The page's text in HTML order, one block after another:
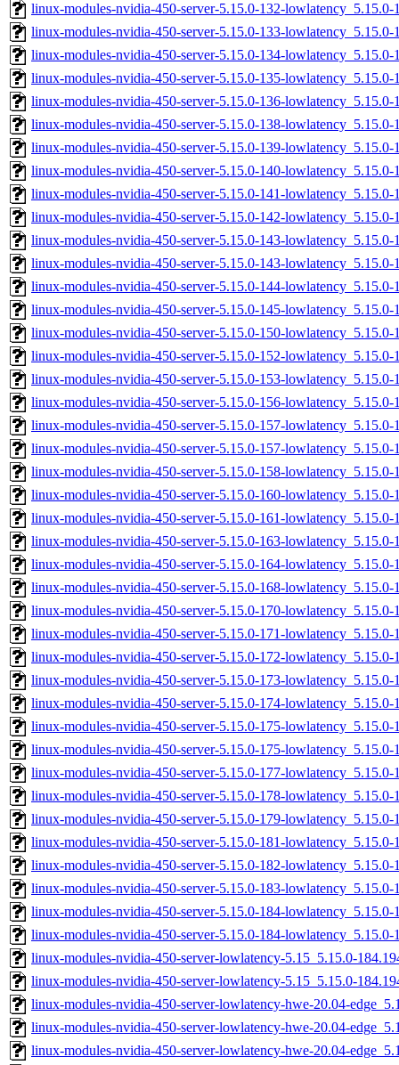
linux-modules-nvidia-450-server-5.15.0-132-lowlatency_5.15.0-
linux-modules-nvidia-450-server-5.15.0-133-lowlatency_5.15.0-
linux-modules-nvidia-450-server-5.15.0-134-lowlatency_5.15.0-
linux-modules-nvidia-450-server-5.15.0-135-lowlatency_5.15.0-
linux-modules-nvidia-450-server-5.15.0-136-lowlatency_5.15.0-
linux-modules-nvidia-450-server-5.15.0-138-lowlatency_5.15.0-
linux-modules-nvidia-450-server-5.15.0-139-lowlatency_5.15.0-
linux-modules-nvidia-450-server-5.15.0-140-lowlatency_5.15.0-
linux-modules-nvidia-450-server-5.15.0-141-lowlatency_5.15.0-
linux-modules-nvidia-450-server-5.15.0-142-lowlatency_5.15.0-
linux-modules-nvidia-450-server-5.15.0-143-lowlatency_5.15.0-
linux-modules-nvidia-450-server-5.15.0-143-lowlatency_5.15.0-
linux-modules-nvidia-450-server-5.15.0-144-lowlatency_5.15.0-
linux-modules-nvidia-450-server-5.15.0-145-lowlatency_5.15.0-
linux-modules-nvidia-450-server-5.15.0-150-lowlatency_5.15.0-
linux-modules-nvidia-450-server-5.15.0-152-lowlatency_5.15.0-
linux-modules-nvidia-450-server-5.15.0-153-lowlatency_5.15.0-
linux-modules-nvidia-450-server-5.15.0-156-lowlatency_5.15.0-
linux-modules-nvidia-450-server-5.15.0-157-lowlatency_5.15.0-
linux-modules-nvidia-450-server-5.15.0-157-lowlatency_5.15.0-
linux-modules-nvidia-450-server-5.15.0-158-lowlatency_5.15.0-
linux-modules-nvidia-450-server-5.15.0-160-lowlatency_5.15.0-
linux-modules-nvidia-450-server-5.15.0-161-lowlatency_5.15.0-
linux-modules-nvidia-450-server-5.15.0-163-lowlatency_5.15.0-
linux-modules-nvidia-450-server-5.15.0-164-lowlatency_5.15.0-
linux-modules-nvidia-450-server-5.15.0-168-lowlatency_5.15.0-
linux-modules-nvidia-450-server-5.15.0-170-lowlatency_5.15.0-
linux-modules-nvidia-450-server-5.15.0-171-lowlatency_5.15.0-
linux-modules-nvidia-450-server-5.15.0-172-lowlatency_5.15.0-
linux-modules-nvidia-450-server-5.15.0-173-lowlatency_5.15.0-
linux-modules-nvidia-450-server-5.15.0-174-lowlatency_5.15.0-
linux-modules-nvidia-450-server-5.15.0-175-lowlatency_5.15.0-
linux-modules-nvidia-450-server-5.15.0-175-lowlatency_5.15.0-
linux-modules-nvidia-450-server-5.15.0-177-lowlatency_5.15.0-
linux-modules-nvidia-450-server-5.15.0-178-lowlatency_5.15.0-
linux-modules-nvidia-450-server-5.15.0-179-lowlatency_5.15.0-
linux-modules-nvidia-450-server-5.15.0-181-lowlatency_5.15.0-
linux-modules-nvidia-450-server-5.15.0-182-lowlatency_5.15.0-
linux-modules-nvidia-450-server-5.15.0-183-lowlatency_5.15.0-
linux-modules-nvidia-450-server-5.15.0-184-lowlatency_5.15.0-
linux-modules-nvidia-450-server-5.15.0-184-lowlatency_5.15.0-
linux-modules-nvidia-450-server-lowlatency-5.15_5.15.0-
linux-modules-nvidia-450-server-lowlatency-5.15_5.15.0-
linux-modules-nvidia-450-server-lowlatency-hwe-20.04-
linux-modules-nvidia-450-server-lowlatency-hwe-20.04-
linux-modules-nvidia-450-server-lowlatency-hwe-20.04-